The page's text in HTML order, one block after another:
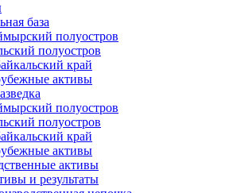
база
полуостров
полуостров
край
активы
полуостров
полуостров
край
активы
активы
и результаты